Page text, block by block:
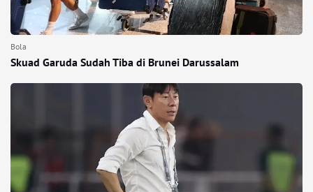
Bola
Skuad Garuda Sudah Tiba di Brunei Darussalam